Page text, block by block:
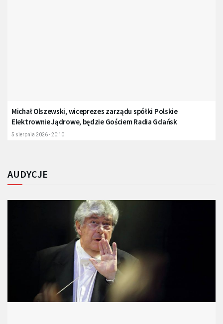
Michał Olszewski, wiceprezes zarządu spółki Polskie
Elektrownie Jądrowe, będzie Gościem Radia Gdańsk
5 sierpnia 2026 - 20:10
AUDYCJE